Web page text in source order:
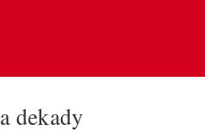
dekady